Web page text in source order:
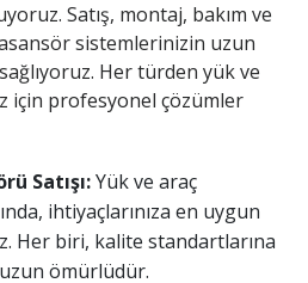
Satış, montaj, bakım ve
sistemlerinizin uzun
Her türden yük ve
için profesyonel çözümler
Satışı:Yük ve araç
ihtiyaçlarınıza en uygun
Her biri, kalite standartlarına
uzun ömürlüdür.